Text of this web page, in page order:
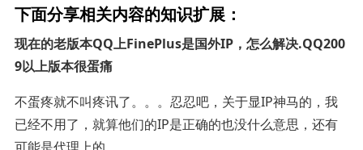
下面分享相关内容的知识扩展：
现在的老版本QQ上FinePlus是国外IP，怎么解决.QQ200
9以上版本很蛋痛
不蛋疼就不叫疼讯了。。。忍忍吧，关于显IP神马的，我
已经不用了，就算他们的IP是正确的也没什么意思，还有